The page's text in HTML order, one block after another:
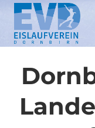
Springe
zum
Inhalt